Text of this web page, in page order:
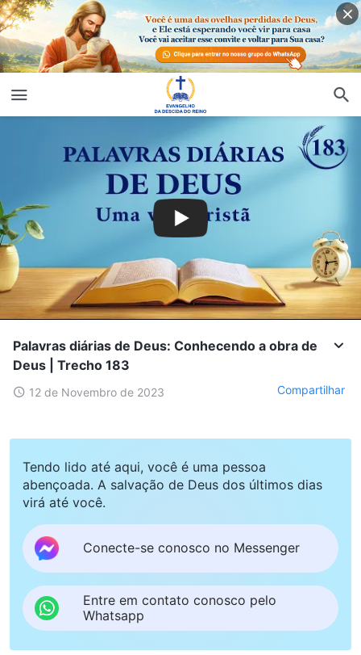
Palavras diárias de Deus: Conhecendo a obra de
Deus | Trecho 183
12 de Novembro de 2023 Compartilhar
Tendo lido até aqui, você é uma pessoa
abençoada. A salvação de Deus dos últimos dias
virá até você.
Conecte-se conosco no Messenger
Entre em contato conosco pelo
Whatsapp